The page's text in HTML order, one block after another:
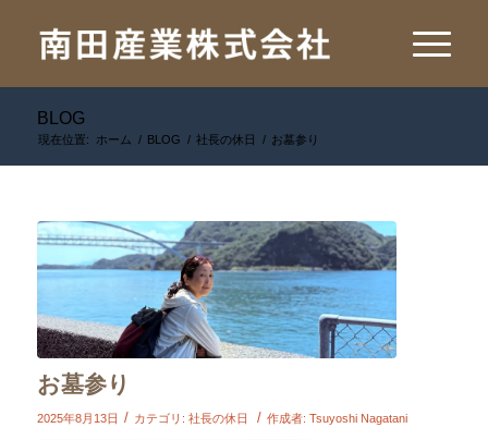
BLOG
現在位置: ホーム / BLOG / 社長の休日 / お墓参り
お墓参り
2025年8月13日 / カテゴリ: 社長の休日 / 作成者: Tsuyoshi Nagatani